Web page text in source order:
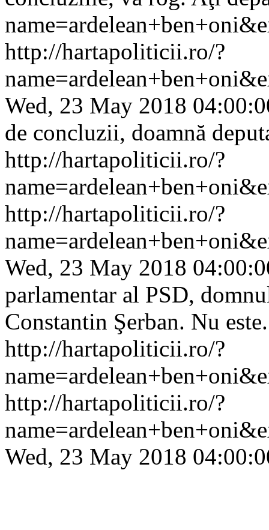
http://hartapoliticii.ro/?
Wed, 23 May 2018
de concluzii, doamnă
http://hartapoliticii.ro/?
http://hartapoliticii.ro/?
Wed, 23 May 2018
parlamentar al PSD,
Constantin Şerban. Nu
http://hartapoliticii.ro/?
http://hartapoliticii.ro/?
Wed, 23 May 2018